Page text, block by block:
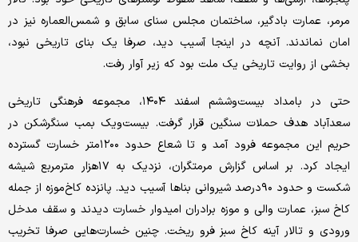
مرمر، عمارت بادگیر، ساختمان مجلس سنای سابق و شمس‌العماره نیز در
امان نماندند. آنچه در اینجا آسیب دید، صرفا یک بنای تاریخی نبود،
بخشی از روایت تاریخی یک ملت بود که زیر آوار رفت.
حتی در بامداد بیست‌وششم اسفند ۱۴۰۴، مجموعه فرهنگی تاریخی
سعدآباد هدف حملات سنگین قرار گرفت. بیست‌ویک بمب سنگرشکن در
حریم این مجموعه فرود آمد و تا شعاع حدود ۱۲۰۰متر خسارت گسترده
ایجاد کرد. بر اساس گزارش مرمتگران، نزدیک به ۱۷هزار مترمربع شیشه
شکست و حدود ۹۰درصد شیروانی بناها آسیب دید. پانزده کاخ‌موزه از جمله
کاخ سبز، عمارت والی و موزه برادران امیدوار خسارت دیدند و سقف مدخل
ورودی و تالار آینه کاخ سبز فرو ریخت. چنین خسارت‌هایی صرفا تخریب